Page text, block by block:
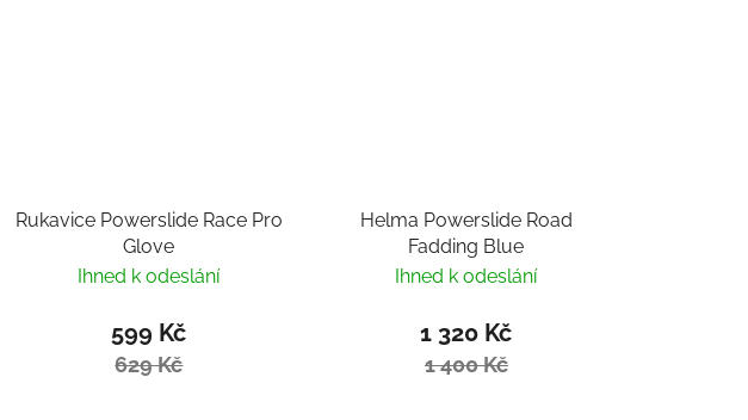
Rukavice Powerslide Race Pro
Glove
Ihned k odeslání
599 Kč
629 Kč
Helma Powerslide Road
Fadding Blue
Ihned k odeslání
1 320 Kč
1 400 Kč